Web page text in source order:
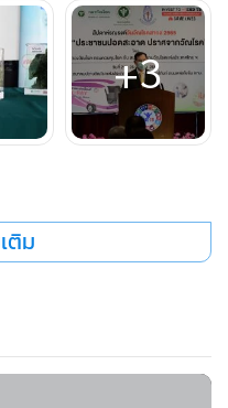
ล 2565 “ประชาชนปอด
ว่างวันที่ 21-25 มี.ค. เวลา
เคลื่อนที่ให้บริการเอกซเรย์
ละตรวจเสมหะ (X-pert)
า โดยไม่เสียค่าใช้จ่าย
กระตุ้น สำหรับประชาชน
พาะวันที่ 21 มี.ค.) โดย
เพจ Facebook กอง
โทร. 1422
+3
ติม